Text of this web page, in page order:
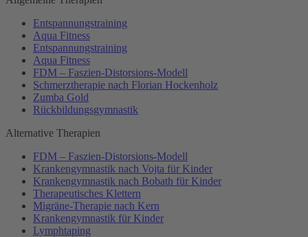
Entspannungstraining
Aqua Fitness
Entspannungstraining
Aqua Fitness
FDM – Faszien-Distorsions-Modell
Schmerztherapie nach Florian Hockenholz
Zumba Gold
Rückbildungsgymnastik
Alternative Therapien
FDM – Faszien-Distorsions-Modell
Krankengymnastik nach Vojta für Kinder
Krankengymnastik nach Bobath für Kinder
Therapeutisches Klettern
Migräne-Therapie nach Kern
Krankengymnastik für Kinder
Lymphtaping